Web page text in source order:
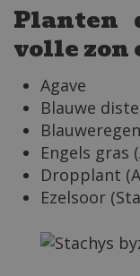
Planten
volle zon
Agave
Blauwe
Engels gras
Dropplant
Ezelsoor